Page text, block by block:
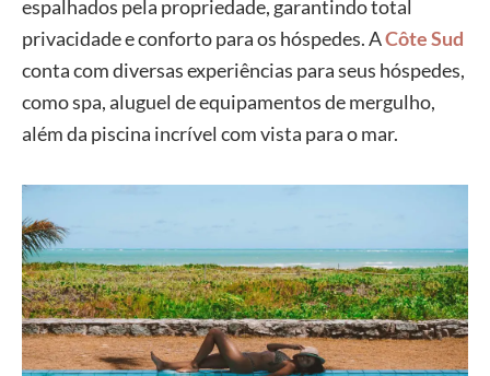
espalhados pela propriedade, garantindo total
privacidade e conforto para os hóspedes. ACôte Sud
conta com diversas experiências para seus hóspedes,
como spa, aluguel de equipamentos de mergulho,
além da piscina incrível com vista para o mar.